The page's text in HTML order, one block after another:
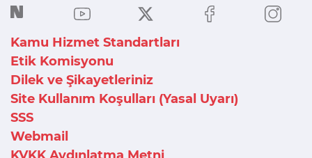
Kamu Hizmet Standartları
Etik Komisyonu
Dilek ve Şikayetleriniz
Site Kullanım Koşulları (Yasal Uyarı)
SSS
Webmail